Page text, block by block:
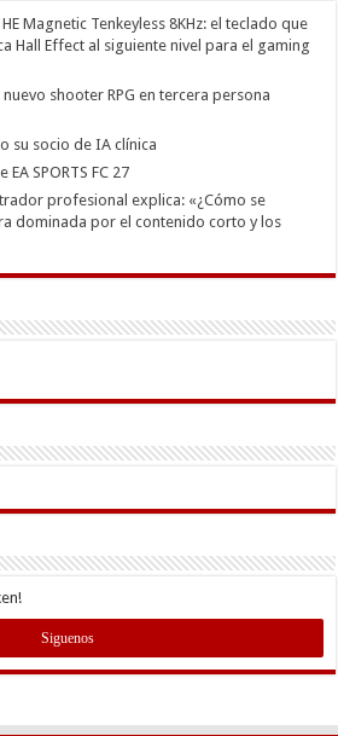
Magnetic Tenkeyless 8KHz: el teclado que
Hall Effect al siguiente nivel para el gaming
shooter RPG en tercera persona
su socio de IA clínica
SPORTS FC 27
profesional explica: «¿Cómo se
dominada por el contenido corto y los
Siguenos